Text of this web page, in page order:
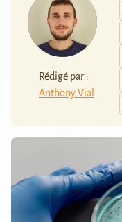
Rédigé par :
Anthony Vial